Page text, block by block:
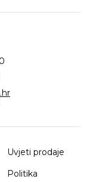
Uvjeti prodaje
Politika